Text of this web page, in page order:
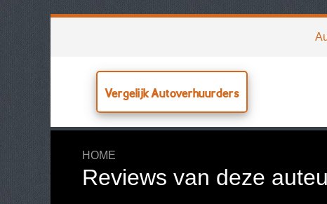
Vergelijk Autoverhuurders
HOME
Reviews van deze